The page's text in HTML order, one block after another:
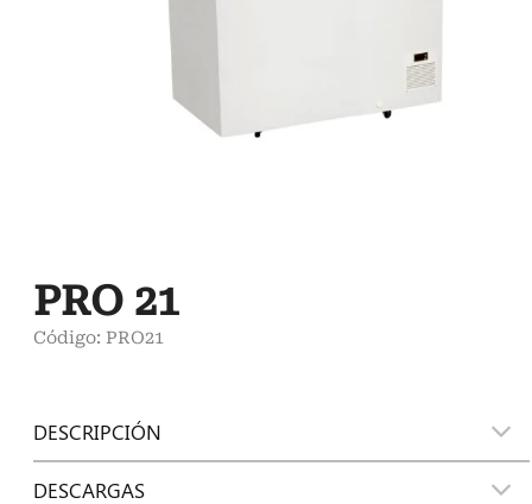
PRO 21
Código: PRO21
DESCRIPCIÓN
DESCARGAS